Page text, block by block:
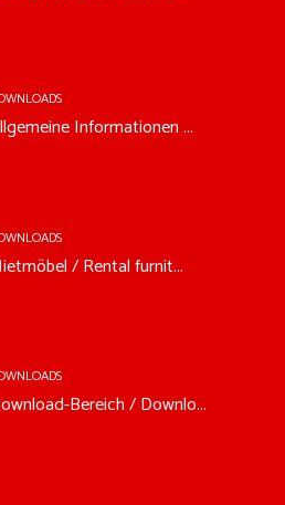
Informationen ...
/ Rental furnit...
Bereich / Downlo...